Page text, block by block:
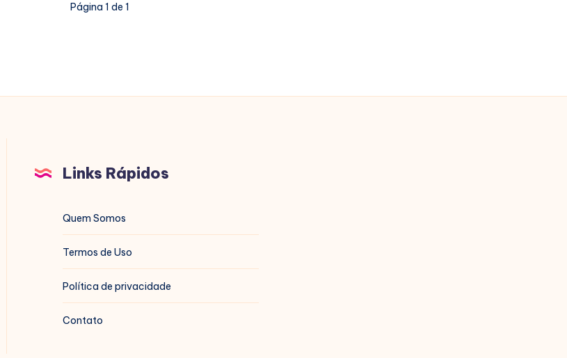
Página 1 de 1
Links Rápidos
Quem Somos
Termos de Uso
Política de privacidade
Contato